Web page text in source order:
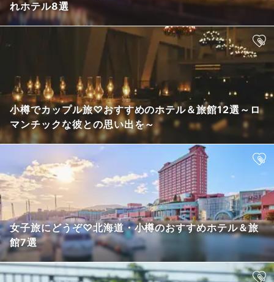
れホテル8選
小樽でカップル旅♡おすすめのホテル＆旅館12選～ロ
マンチックな彼との思い出を～
女子旅にどうぞ♡北海道・小樽のおすすめホテル＆旅
館7選